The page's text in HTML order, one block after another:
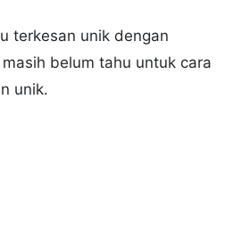
terkesan unik dengan
belum tahu untuk cara
unik.